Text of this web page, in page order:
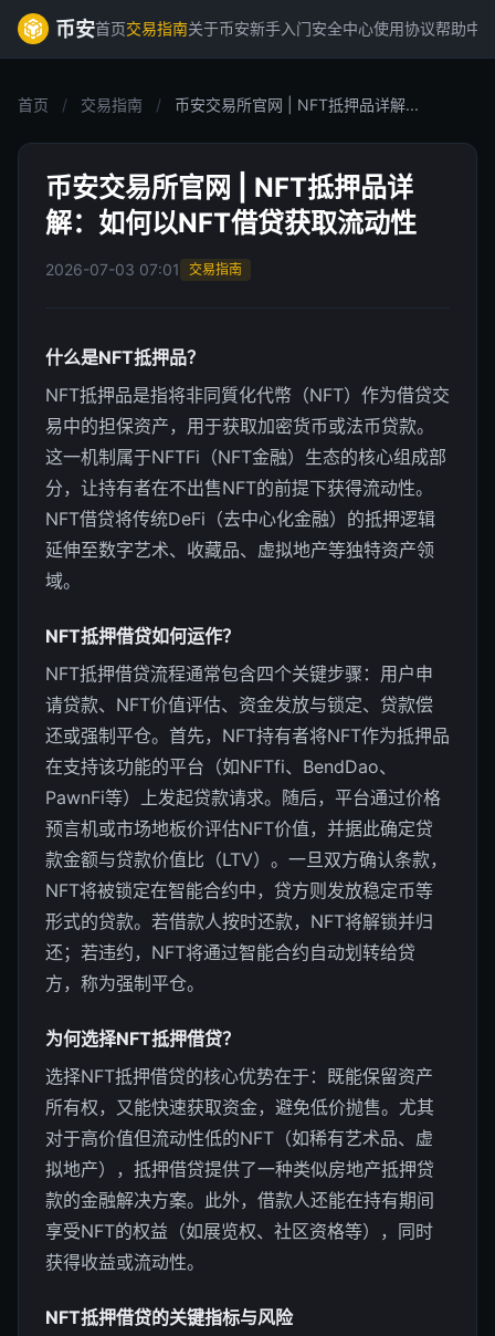
币安首页交易指南关于币安新手入门安全中心使用协议帮助中
首页 / 交易指南 / 币安交易所官网 | NFT抵押品详解...
币安交易所官网 | NFT抵押品详
解：如何以NFT借贷获取流动性
2026-07-03 07:01 交易指南
什么是NFT抵押品？
NFT抵押品是指将非同質化代幣（NFT）作为借贷交
易中的担保资产，用于获取加密货币或法币贷款。
这一机制属于NFTFi（NFT金融）生态的核心组成部
分，让持有者在不出售NFT的前提下获得流动性。
NFT借贷将传统DeFi（去中心化金融）的抵押逻辑
延伸至数字艺术、收藏品、虚拟地产等独特资产领
域。
NFT抵押借贷如何运作？
NFT抵押借贷流程通常包含四个关键步骤：用户申
请贷款、NFT价值评估、资金发放与锁定、贷款偿
还或强制平仓。首先，NFT持有者将NFT作为抵押品
在支持该功能的平台（如NFTfi、BendDao、
PawnFi等）上发起贷款请求。随后，平台通过价格
预言机或市场地板价评估NFT价值，并据此确定贷
款金额与贷款价值比（LTV）。一旦双方确认条款，
NFT将被锁定在智能合约中，贷方则发放稳定币等
形式的贷款。若借款人按时还款，NFT将解锁并归
还；若违约，NFT将通过智能合约自动划转给贷
方，称为强制平仓。
为何选择NFT抵押借贷？
选择NFT抵押借贷的核心优势在于：既能保留资产
所有权，又能快速获取资金，避免低价抛售。尤其
对于高价值但流动性低的NFT（如稀有艺术品、虚
拟地产），抵押借贷提供了一种类似房地产抵押贷
款的金融解决方案。此外，借款人还能在持有期间
享受NFT的权益（如展览权、社区资格等），同时
获得收益或流动性。
NFT抵押借贷的关键指标与风险